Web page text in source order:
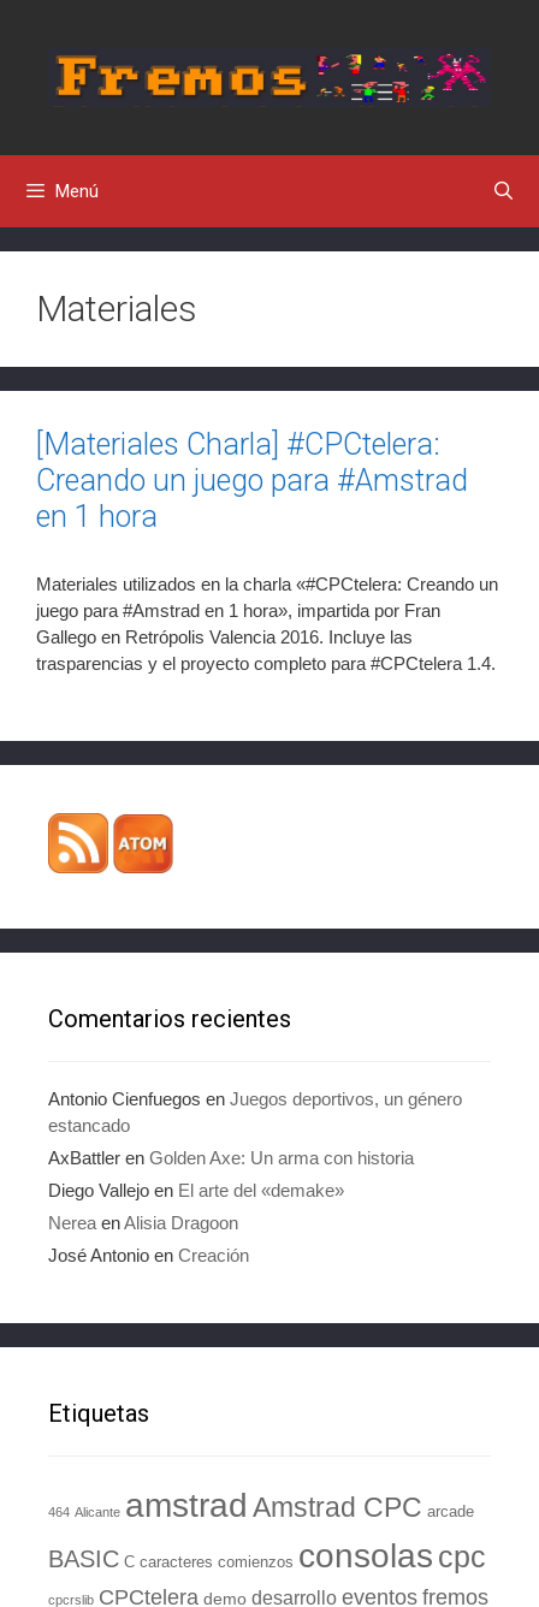
contenido
Menú
Materiales
[Materiales Charla] #CPCtelera:
Creando un juego para #Amstrad
en 1 hora
Materiales utilizados en la charla «#CPCtelera: Creando un
juego para #Amstrad en 1 hora», impartida por Fran
Gallego en Retrópolis Valencia 2016. Incluye las
trasparencias y el proyecto completo para #CPCtelera 1.4.
Comentarios recientes
Antonio Cienfuegos en Juegos deportivos, un género
estancado
AxBattler en Golden Axe: Un arma con historia
Diego Vallejo en El arte del «demake»
Nerea enAlisia Dragoon
José Antonio en Creación
Etiquetas
464 Alicante amstrad Amstrad CPC arcade
BASIC C caracteres comienzos consolas cpc
cpcrslib CPCtelera demo desarrollo eventos fremos